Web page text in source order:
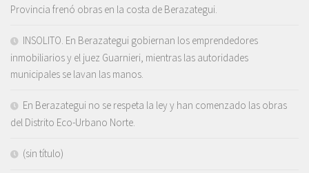
Provincia frenó obras en la costa de Berazategui.
INSOLITO. En Berazategui gobiernan los emprendedores
inmobiliarios y el juez Guarnieri, mientras las autoridades
municipales se lavan las manos.
En Berazategui no se respeta la ley y han comenzado las obras
del Distrito Eco-Urbano Norte.
(sin título)